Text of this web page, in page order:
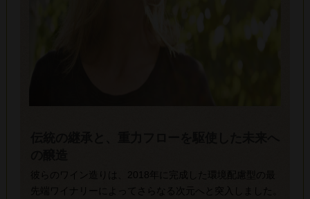
彼らのワイン造りは、2018年に完成した環境配慮型の最
先端ワイナリーによってさらなる次元へと突入しました。